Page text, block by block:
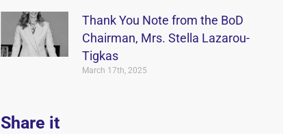
Thank You Note from the BoD
Chairman, Mrs. Stella Lazarou-
Tigkas
March 17th, 2025
Share it